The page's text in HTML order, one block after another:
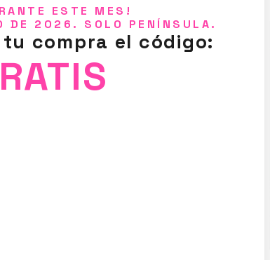
ESTE MES!
DE 2026. SOLO PENÍNSULA.
compra el código: